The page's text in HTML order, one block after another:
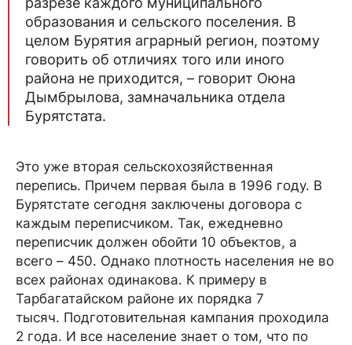
образования и сельского поселения. В
целом Бурятия аграрный регион, поэтому
говорить об отличиях того или иного
района не приходится, – говорит Оюна
Дымбрылова, замначальника отдела
Бурятстата.
Это уже вторая сельскохозяйственная
перепись. Причем первая была в 1996 году. В
Бурятстате сегодня заключены договора с
каждым переписчиком. Так, ежедневно
переписчик должен обойти 10 объектов, а
всего – 450. Однако плотность населения не во
всех районах одинакова. К примеру в
Тарбагатайском районе их порядка 7
тысяч. Подготовительная кампания проходила
2 года. И все население знает о том, что по